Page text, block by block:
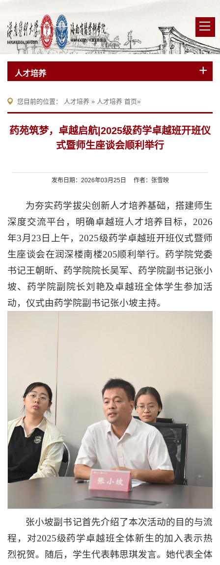
人才培养
您目前的位置： 人才培养 » 人才培养 首页»
药苑筑梦，卓越启航|2025级药学卓越班开班仪
式暨师生座谈会顺利举行
发布日期：2026年03月25日 作者：张雪映
为夯实药学拔尖创新人才培养基础，搭建师生
深度交流平台，明确卓越班人才培养目标，2026
年3月23日上午，2025级药学卓越班开班仪式暨师
生座谈会在润深楼南楼205顺利举行。药学院党委
书记王朝昕、药学院院长吴军、药学院副书记张小
坡、药学院副院长刘艳及卓越班全体学生参加活
动，仪式由药学院副书记张小坡主持。
张小坡副书记首先介绍了本次活动的目的与流
程，对2025级药学卓越班全体新生的加入表示热
烈祝贺。随后，学生代表韩思琪发言。她代表全体